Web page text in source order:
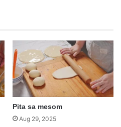
Pita sa mesom
Aug 29, 2025